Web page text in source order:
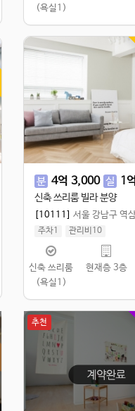
(욕실1)
분 4억 3,000 실 1억
신축 쓰리룸 빌라 분양
[10111] 서울 강남구 역
주차1
관리비10
실 84.94㎡
공 108.35㎡
신축 쓰리룸
(욕실1)
현재층 3층
추천